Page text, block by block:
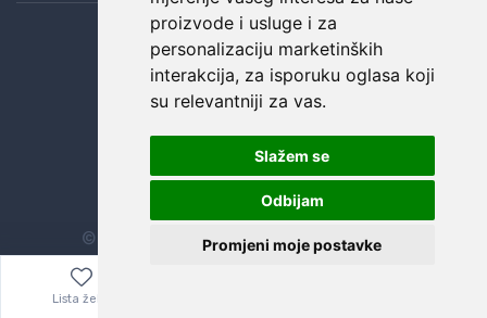
proizvode i usluge i za
personalizaciju marketinških
interakcija, za isporuku oglasa koji
su relevantniji za vas.
Slažem se
Odbijam
Promjeni moje postavke
© Sva prava zadržana. Dopi grupa d.o.o.
Lista želja